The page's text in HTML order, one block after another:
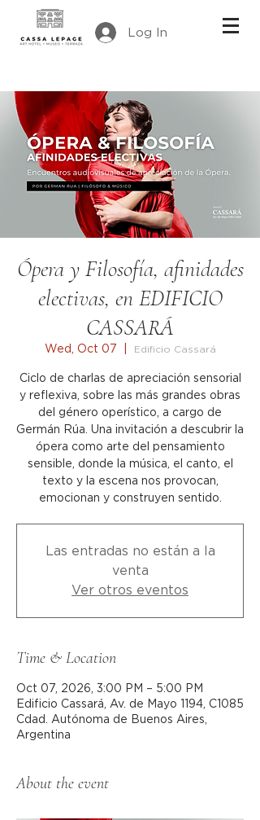
Log In
Ópera y Filosofía, afinidades
electivas, en EDIFICIO
CASSARÁ
Wed, Oct 07 Edificio Cassará
Ciclo de charlas de apreciación sensorial
y reflexiva, sobre las más grandes obras
del género operístico, a cargo de
Germán Rúa. Una invitación a descubrir la
ópera como arte del pensamiento
sensible, donde la música, el canto, el
texto y la escena nos provocan,
emocionan y construyen sentido.
Las entradas no están a la
venta
Ver otros eventos
Time & Location
Oct 07, 2026, 3:00 PM – 5:00 PM
Edificio Cassará, Av. de Mayo 1194, C1085
Cdad. Autónoma de Buenos Aires,
Argentina
About the event